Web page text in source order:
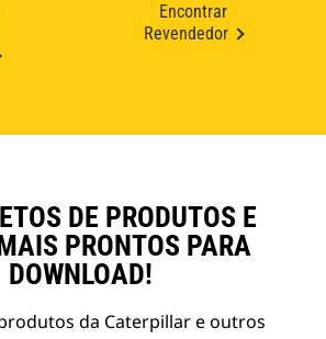
Encontrar
Revendedor
DE PRODUTOS E
PRONTOS PARA
DOWNLOAD!
da Caterpillar e outros